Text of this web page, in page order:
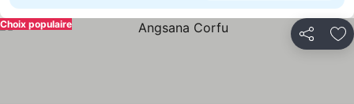
Partager
Choix populaire